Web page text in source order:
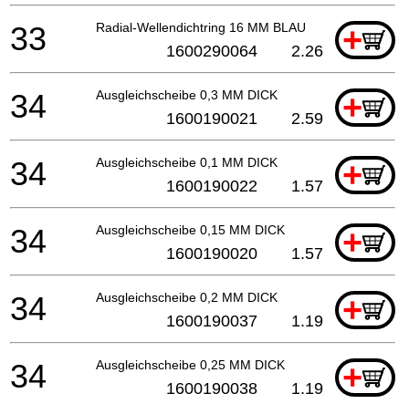
Radial-Wellendichtring 16 MM BLAU +
33 1600290064 2.26
Ausgleichscheibe 0,3 MM DICK +
34 1600190021 2.59
Ausgleichscheibe 0,1 MM DICK +
34 1600190022 1.57
Ausgleichscheibe 0,15 MM DICK +
34 1600190020 1.57
Ausgleichscheibe 0,2 MM DICK +
34 1600190037 1.19
Ausgleichscheibe 0,25 MM DICK +
34 1600190038 1.19